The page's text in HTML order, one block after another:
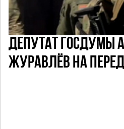
ДЕПУТАТ ГОСДУМЫ
ЖУРАВЛЁВ НА